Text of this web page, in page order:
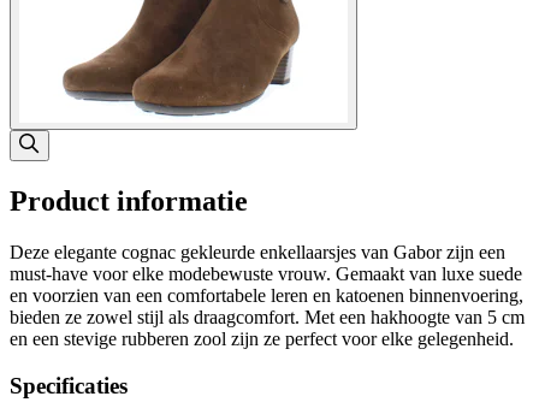
Product informatie
Deze elegante cognac gekleurde enkellaarsjes van Gabor zijn een
must-have voor elke modebewuste vrouw. Gemaakt van luxe suede
en voorzien van een comfortabele leren en katoenen binnenvoering,
bieden ze zowel stijl als draagcomfort. Met een hakhoogte van 5 cm
en een stevige rubberen zool zijn ze perfect voor elke gelegenheid.
Specificaties